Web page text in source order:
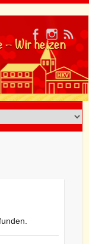
– Wir heizen